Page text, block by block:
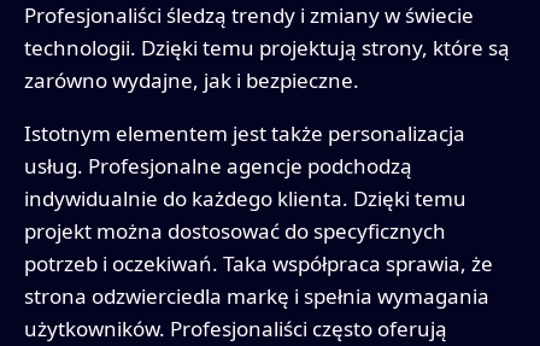
Profesjonaliści śledzą trendy i zmiany w świecie
technologii. Dzięki temu projektują strony, które są
zarówno wydajne, jak i bezpieczne.
Istotnym elementem jest także personalizacja
usług. Profesjonalne agencje podchodzą
indywidualnie do każdego klienta. Dzięki temu
projekt można dostosować do specyficznych
potrzeb i oczekiwań. Taka współpraca sprawia, że
strona odzwierciedla markę i spełnia wymagania
użytkowników. Profesjonaliści często oferują